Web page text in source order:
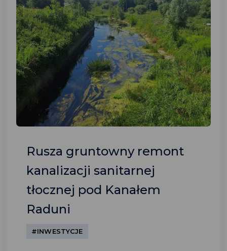
Rusza gruntowny remont
kanalizacji sanitarnej
tłocznej pod Kanałem
Raduni
#INWESTYCJE